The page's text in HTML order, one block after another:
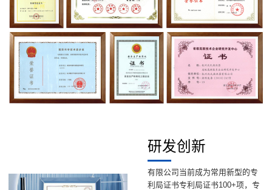
研发创新
有限公司当前成为常用新型的专
利局证书专利局证书100+项，专